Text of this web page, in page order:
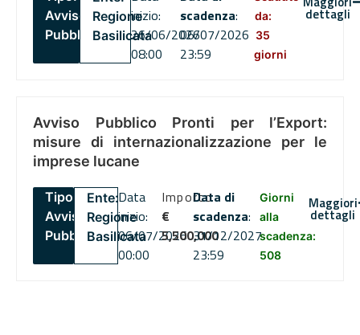
Avviso
Pubblico
Regione
Basilicata
inizio:
26/06/2026
08:00
scadenza:
06/07/2026
23:59
da:
35
giorni
dettagli
Avviso Pubblico Pronti per l’Export:
misure di internazionalizzazione per le
imprese lucane
Tipo:
Avviso
Pubblico
Ente:
Regione
Basilicata
Data
inizio:
06/07/2026
00:00
Importo
€
5,500,000
Data di
scadenza:
31/12/2027
23:59
Giorni
alla
scadenza:
508
Maggiori
dettagli